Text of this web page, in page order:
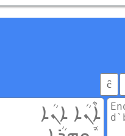
ĉ